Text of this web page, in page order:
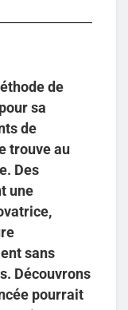
de
sa
de
trouve au
Des
une
sans
Découvrons
pourrait